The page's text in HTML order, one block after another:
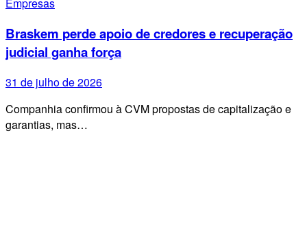
Empresas
Braskem perde apoio de credores e recuperação
judicial ganha força
31 de julho de 2026
Companhia confirmou à CVM propostas de capitalização e
garantias, mas…